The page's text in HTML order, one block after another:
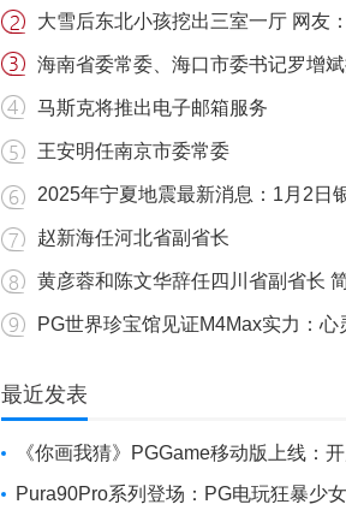
马斯克将推出电子邮箱服务
王安明任南京市委常委
赵新海任河北省副省长
最近发表
《你画我猜》PGGame移动版上线：
平台互动新玩法
Pura90Pro系列登场：PG电玩狂暴少